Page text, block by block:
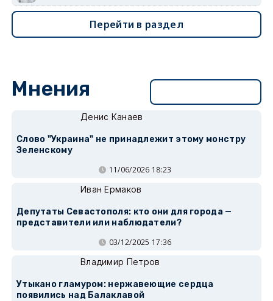
Перейти в раздел
Мнения
Денис Канаев
Слово "Украина" не принадлежит этому монстру
Зеленскому
11/06/2026 18:23
Иван Ермаков
Депутаты Севастополя: кто они для города —
представители или наблюдатели?
03/12/2025 17:36
Владимир Петров
Утыкано гламуром: нержавеющие сердца
появились над Балаклавой